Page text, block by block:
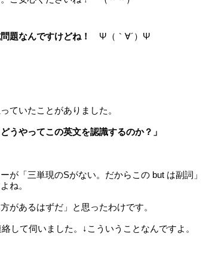
題なんですけどね！ Ψ（｀∀´）Ψ
ていたことがありました。
うやってこの英文を認識するのか？」
が「三単現のSがない。だからこの but は副詞」
ね。
があるはずだ」と思ったわけです。
して伺いました。↓こういうことなんですよ。